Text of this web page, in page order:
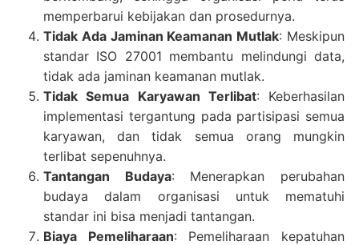
memperbarui kebijakan dan prosedurnya.
Tidak Ada Jaminan Keamanan Mutlak: Meskipun
standar ISO 27001 membantu melindungi data,
tidak ada jaminan keamanan mutlak.
Tidak Semua Karyawan Terlibat: Keberhasilan
implementasi tergantung pada partisipasi semua
karyawan, dan tidak semua orang mungkin
terlibat sepenuhnya.
Tantangan Budaya: Menerapkan perubahan
budaya dalam organisasi untuk mematuhi
standar ini bisa menjadi tantangan.
Biaya Pemeliharaan: Pemeliharaan kepatuhan